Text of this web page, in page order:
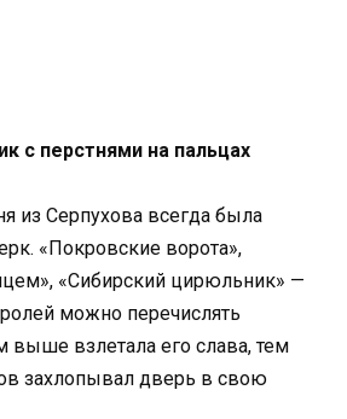
с перстнями на пальцах
из Серпухова всегда была
«Покровские ворота»,
«Сибирский цирюльник» —
можно перечислять
выше взлетала его слава, тем
захлопывал дверь в свою